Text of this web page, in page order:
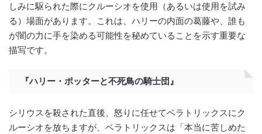
しみに駆られた際にクルーシオを使用（あるいは使用を試み
る）場面があります。これは、ハリーの内面の葛藤や、誰も
が闇の力に手を染める可能性を秘めていることを示す重要な
描写です。
『ハリー・ポッターと不死鳥の騎士団』
シリウスを殺された直後、怒りに任せてベラトリックスにク
ルーシオを放ちますが、ベラトリックスは「本当に苦しめた